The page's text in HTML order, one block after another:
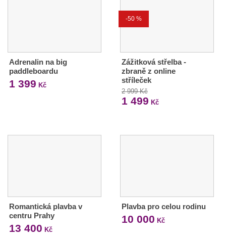
Adrenalin na big
paddleboardu
1 399 Kč
-50 %
Zážitková střelba -
zbraně z online
stříleček
2 999 Kč
1 499 Kč
Romantická plavba v
centru Prahy
13 400 Kč
Plavba pro celou rodinu
10 000 Kč